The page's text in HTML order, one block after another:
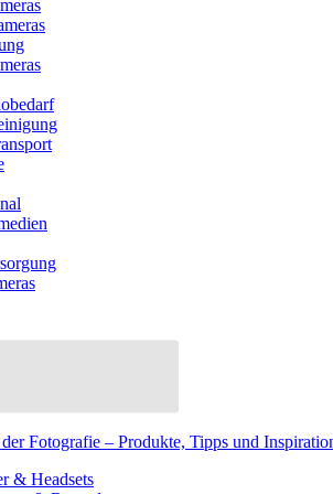
Fotografie – Produkte, Tipps und
& Headsets